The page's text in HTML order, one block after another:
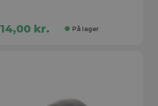
14,00 kr. På lager